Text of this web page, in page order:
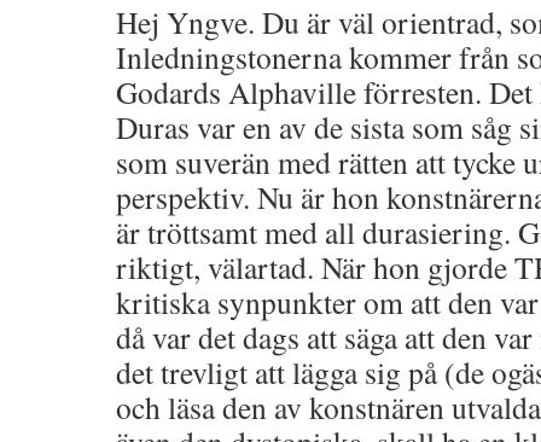
Hej Yngve. Du är väl orientrad,
Inledningstonerna kommer från
Godards Alphaville förresten.
Duras var en av de sista som såg
som suverän med rätten att tycke
perspektiv. Nu är hon
är tröttsamt med all durasiering.
riktigt, välartad. När hon gjorde
kritiska synpunkter om att den
då var det dags att säga att den
det trevligt att lägga sig på (de
och läsa den av konstnären